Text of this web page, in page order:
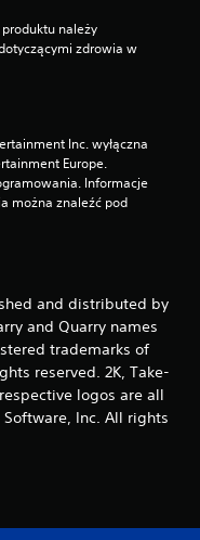
należy
zdrowia w
Inc. wyłączna
Europe.
Informacje
można znaleźć pod
and distributed by
and Quarry names
trademarks of
reserved. 2K, Take-
logos are all
Inc. All rights